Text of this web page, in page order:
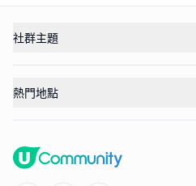
社群主題
熱門地點